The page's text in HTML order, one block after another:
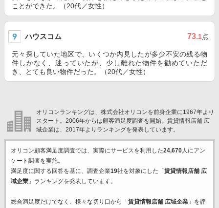
ことができた。（20代／女性）
ハウスコム 73.1点
元々探していた地区で、いくつか内見したが多少不安の残る物
件しかなく、迷っていたが、少し離れた物件を勧めていただ
き、とても良い物件だった。（20代／女性）
オリコンランキングは、株式会社オリコンを前身企業に1967年より
スタート。2006年からは顧客満足度調査を開始。賃貸情報店舗 広
域企業は、2017年よりランキングを発表しています。
オリコン顧客満足度調査では、実際にサービスを利用した24,670人にアン
ケート調査を実施。
満足度に関する回答を基に、調査企業19社を対象にした「 賃貸情報店舗 広
域企業」ランキングを発表しています。
総合満足度だけでなく、様々な切り口から「 賃貸情報店舗 広域企業」を評